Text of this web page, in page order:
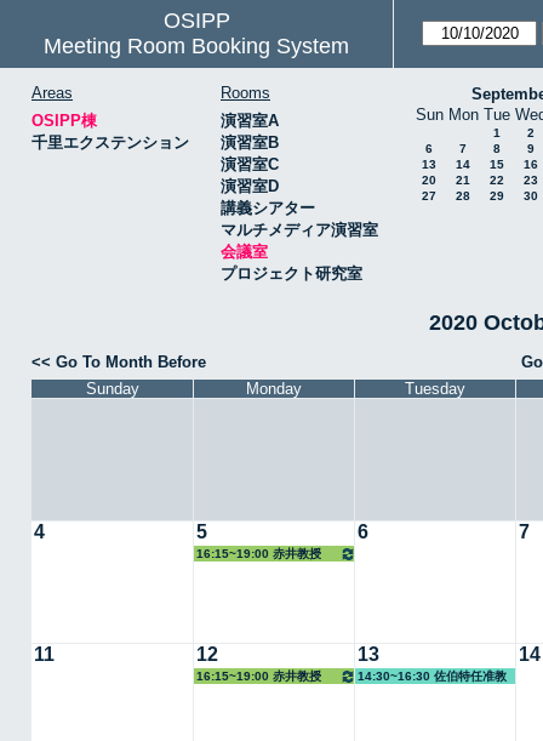
OSIPP
Meeting Room Booking System
Areas
OSIPP棟
千里エクステンション
Rooms
演習室A
演習室B
演習室C
演習室D
講義シアター
マルチメディア演習室
会議室
プロジェクト研究室
Sun Mon Tue
1
2
6
7 8
9
13
14 15
16
20
21 22
23
27
28 29 30
2020
<< Go To Month Before
Sunday
Monday Tuesday
4 5
16:15~19:00 赤井教授
6 7
11 12
16:15~19:00 赤井教授
13
14:30~16:30 佐伯特任准教
14